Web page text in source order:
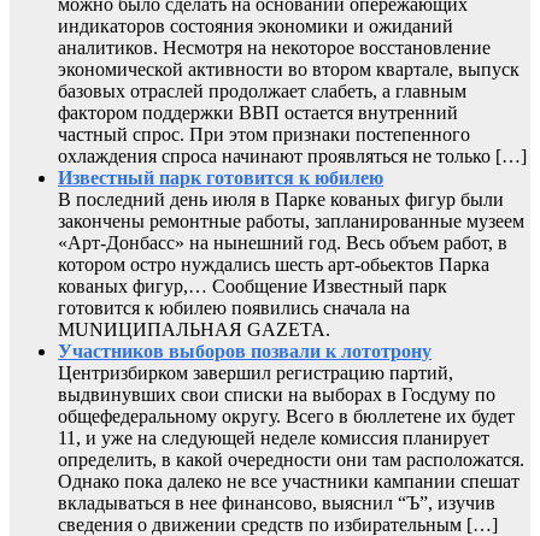
можно было сделать на основании опережающих
индикаторов состояния экономики и ожиданий
аналитиков. Несмотря на некоторое восстановление
экономической активности во втором квартале, выпуск
базовых отраслей продолжает слабеть, а главным
фактором поддержки ВВП остается внутренний
частный спрос. При этом признаки постепенного
охлаждения спроса начинают проявляться не только […]
Известный парк готовится к юбилею
В последний день июля в Парке кованых фигур были
закончены ремонтные работы, запланированные музеем
«Арт-Донбасс» на нынешний год. Весь объем работ, в
котором остро нуждались шесть арт-обьектов Парка
кованых фигур,… Сообщение Известный парк
готовится к юбилею появились сначала на
MUNИЦИПАЛЬНАЯ GAZЕТА.
Участников выборов позвали к лототрону
Центризбирком завершил регистрацию партий,
выдвинувших свои списки на выборах в Госдуму по
общефедеральному округу. Всего в бюллетене их будет
11, и уже на следующей неделе комиссия планирует
определить, в какой очередности они там расположатся.
Однако пока далеко не все участники кампании спешат
вкладываться в нее финансово, выяснил “Ъ”, изучив
сведения о движении средств по избирательным […]